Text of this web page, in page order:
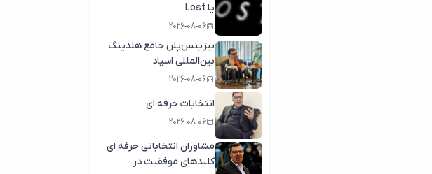
یا Lost
2026-08-06
بیزینس‌پلن جامع هلدینگ
بین‌المللی اسپاد
2026-08-06
انتخابات حرفه ای
2026-08-06
مشاوران انتخاباتی حرفه ای
کلیدهای موفقیت در